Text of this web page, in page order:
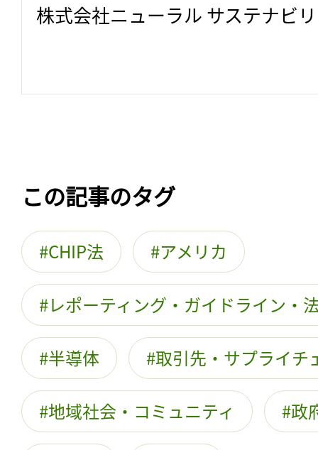
株式会社ニューラル サステナビ
この記事のタグ
CHIP法 アメリカ
レポーティング・ガイドライン・
半導体 取引先・サプライチ
地域社会・コミュニティ 政